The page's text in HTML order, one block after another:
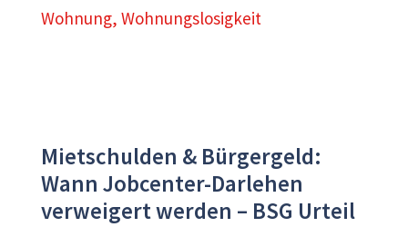
Wohnung, Wohnungslosigkeit
Mietschulden & Bürgergeld:
Wann Jobcenter-Darlehen
verweigert werden – BSG Urteil